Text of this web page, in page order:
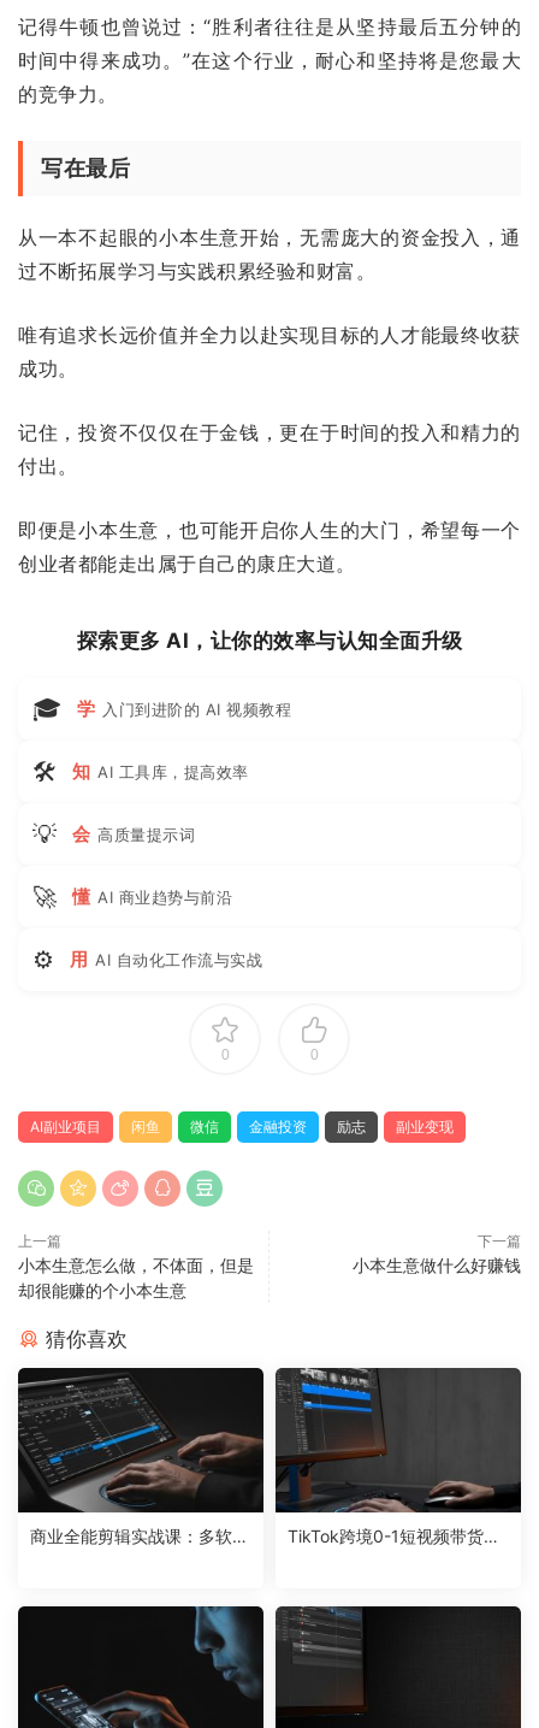
记得牛顿也曾说过：“胜利者往往是从坚持最后五分钟的
时间中得来成功。”在这个行业，耐心和坚持将是您最大
的竞争力。
写在最后
从一本不起眼的小本生意开始，无需庞大的资金投入，通
过不断拓展学习与实践积累经验和财富。
唯有追求长远价值并全力以赴实现目标的人才能最终收获
成功。
记住，投资不仅仅在于金钱，更在于时间的投入和精力的
付出。
即便是小本生意，也可能开启你人生的大门，希望每一个
创业者都能走出属于自己的康庄大道。
探索更多 AI，让你的效率与认知全面升级
🎓 学 入门到进阶的 AI 视频教程
🛠 知 AI 工具库，提高效率
💡 会 高质量提示词
🚀 懂 AI 商业趋势与前沿
⚙ 用 AI 自动化工作流与实战
0 0
AI副业项目 闲鱼 微信 金融投资 励志 副业变现
上一篇
小本生意怎么做，不体面，但是
却很能赚的个小本生意
下一篇
小本生意做什么好赚钱
猜你喜欢
商业全能剪辑实战课：多软件
TikTok跨境0-1短视频带货：